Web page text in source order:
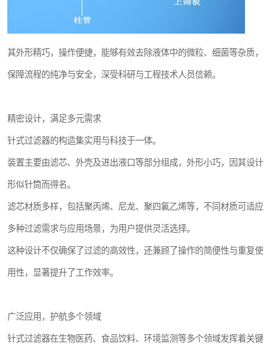
其外形精巧，操作便捷，能够有效去除液体中的微粒、细菌等杂质，
保障流程的纯净与安全，深受科研与工程技术人员信赖。
精密设计，满足多元需求
针式过滤器的构造集实用与科技于一体。
装置主要由滤芯、外壳及进出液口等部分组成，外形小巧，因其设计
形似针筒而得名。
滤芯材质多样，包括聚丙烯、尼龙、聚四氟乙烯等，不同材质可适应
多种过滤需求与应用场景，为用户提供灵活选择。
这种设计不仅确保了过滤的高效性，还兼顾了操作的简便性与重复使
用性，显著提升了工作效率。
广泛应用，护航多个领域
针式过滤器在生物医药、食品饮料、环境监测等多个领域发挥着关键